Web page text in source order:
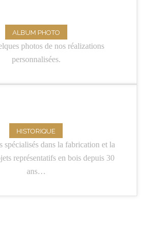
ALBUM PHOTO
photos de nos réalizations
personnalisées.
HISTORIQUE
spécialisés dans la fabrication et la
représentatifs en bois depuis 30
ans…